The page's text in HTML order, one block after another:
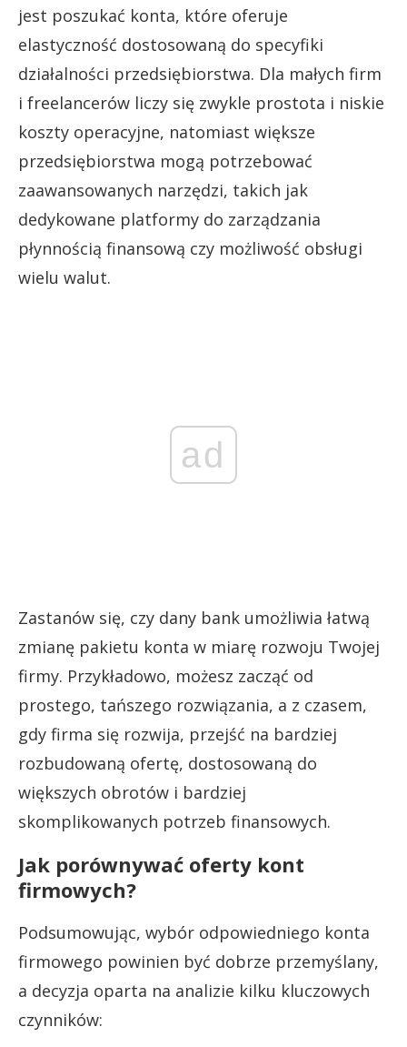
jest poszukać konta, które oferuje
elastyczność dostosowaną do specyfiki
działalności przedsiębiorstwa. Dla małych firm
i freelancerów liczy się zwykle prostota i niskie
koszty operacyjne, natomiast większe
przedsiębiorstwa mogą potrzebować
zaawansowanych narzędzi, takich jak
dedykowane platformy do zarządzania
płynnością finansową czy możliwość obsługi
wielu walut.
ad
Zastanów się, czy dany bank umożliwia łatwą
zmianę pakietu konta w miarę rozwoju Twojej
firmy. Przykładowo, możesz zacząć od
prostego, tańszego rozwiązania, a z czasem,
gdy firma się rozwija, przejść na bardziej
rozbudowaną ofertę, dostosowaną do
większych obrotów i bardziej
skomplikowanych potrzeb finansowych.
Jak porównywać oferty kont
firmowych?
Podsumowując, wybór odpowiedniego konta
firmowego powinien być dobrze przemyślany,
a decyzja oparta na analizie kilku kluczowych
czynników: